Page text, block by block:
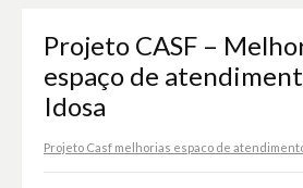
Projeto CASF –
espaço de
Idosa
Projeto Casf melhorias espaco de